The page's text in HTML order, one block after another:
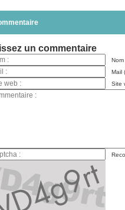
un commentaire
Mail
Site